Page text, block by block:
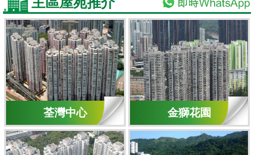
荃灣中心 金獅花園